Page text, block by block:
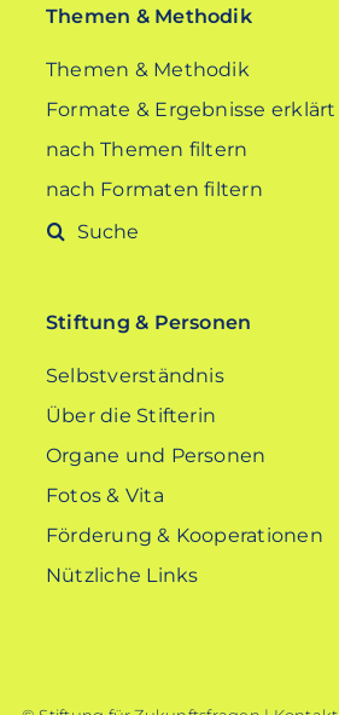
Themen & Methodik
Themen & Methodik
Formate & Ergebnisse erklärt
nach Themen filtern
nach Formaten filtern
Suche
Stiftung & Personen
Selbstverständnis
Über die Stifterin
Organe und Personen
Fotos & Vita
Förderung & Kooperationen
Nützliche Links